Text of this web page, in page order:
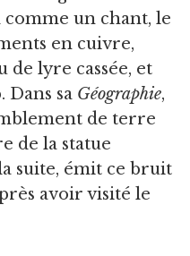
un chant, le
en cuivre,
de lyre cassée, et
Dans sa Géographie,
de terre
de la statue
suite, émit ce bruit
avoir visité le